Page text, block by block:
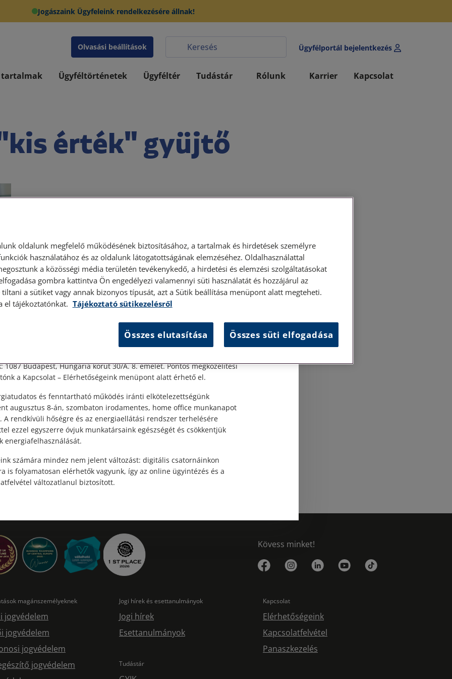
Jogászaink Ügyfeleink rendelkezésére állnak!
Olvasási beállítások Ügyfélportál bejelentkezés
tartalmak Ügyféltörténetek Ügyféltér Tudástár Rólunk Karrier Kapcsolat
érték" gyüjtő
Kövess minket!
magánszemélyeknek
jogvédelem
jogvédelem
jogvédelem
jogvédelem
Jogi hírek és esettanulmányok
Jogi hírek
Esettanulmányok
Tudástár
Kapcsolat
Elérhetőségeink
Kapcsolatfelvétel
Panaszkezelés
ügyfélfogadás
ügyfélszolgálatunk telefonon történő előzetes időpontegyeztetés
1087 Budapest, Hungária körút 30/A. 8. emelet. Pontos megközelítési
a Kapcsolat – Elérhetőségeink menüpont alatt érhető el.
és fenntartható működés iránti elkötelezettségünk
augusztus 8-án, szombaton irodamentes, home office munkanapot
A rendkívüli hőségre és az energiaellátási rendszer terhelésére
ezzel egyszerre óvjuk munkatársaink egészségét és csökkentjük
energiafelhasználását.
számára mindez nem jelent változást: digitális csatornáinkon
is folyamatosan elérhetők vagyunk, így az online ügyintézés és a
változatlanul biztosított.
oldalunk megfelelő működésének biztosításához, a tartalmak és hirdetések személyre
használatához és az oldalunk látogatottságának elemzéséhez. Oldalhasználattal
a közösségi média területén tevékenykedő, a hirdetési és elemzési szolgáltatásokat
gombra kattintva Ön engedélyezi valamennyi süti használatát és hozzájárul az
tiltani a sütiket vagy annak bizonyos típusát, azt a Sütik beállítása menüpont alatt megteheti.
el tájékoztatónkat. Tájékoztató sütikezelésről
Összes elutasítása Összes süti elfogadása